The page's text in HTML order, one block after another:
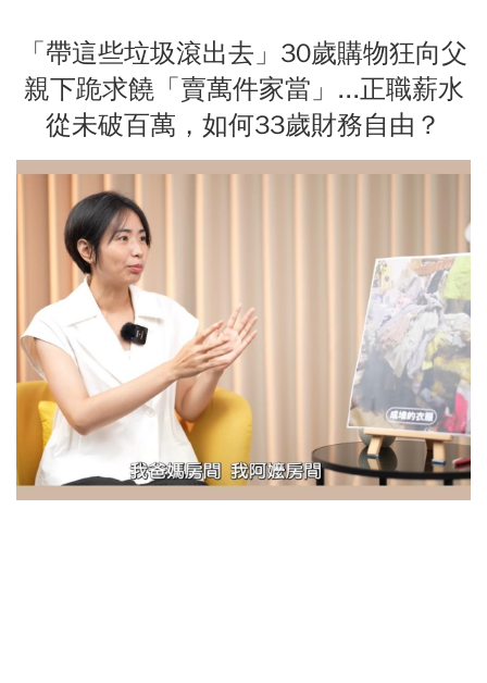
「帶這些垃圾滾出去」30歲購物狂向父
親下跪求饒「賣萬件家當」...正職薪水
從未破百萬，如何33歲財務自由？